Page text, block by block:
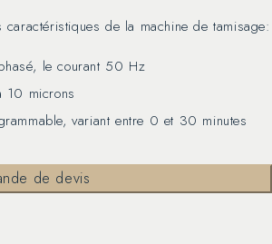
de la machine de tamisage:
le courant 50 Hz
10 microns
variant entre 0 et 30 minutes
de devis